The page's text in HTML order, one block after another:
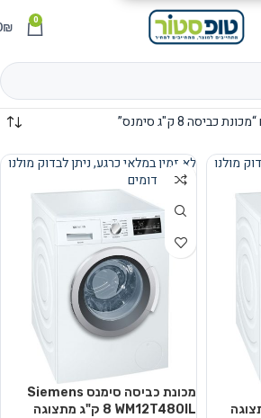
0
₪
כביסה 8 ק"ג סימנס”
מולנו
נמכר
לא זמין במלאי כרגע, ניתן לבדוק מולנו
מוצרים דומים
מכונת כביסה סימנס Siemens
WM12T480IL ‏8 ‏ק"ג מתצוגה